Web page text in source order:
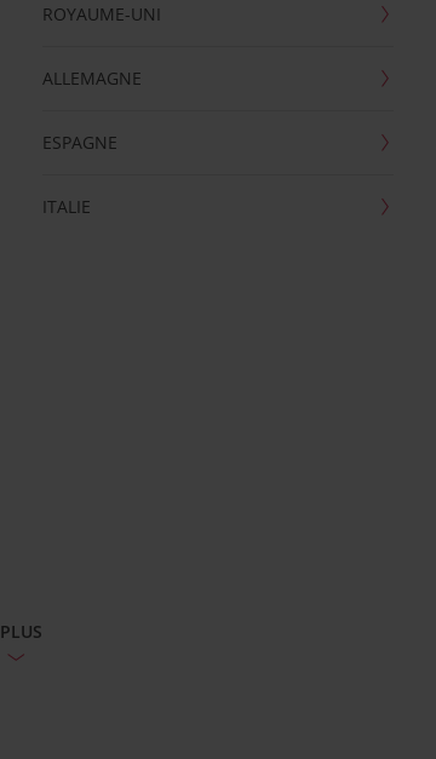
ROYAUME-UNI
ALLEMAGNE
ESPAGNE
ITALIE
PLUS